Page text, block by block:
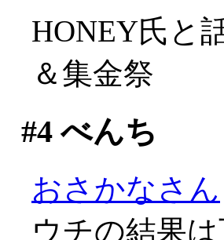
HONEY氏と
＆集金祭
#4べんち
おさかなさん
ウチの結果は